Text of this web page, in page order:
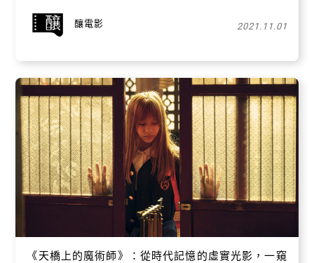
釀電影 2021.11.01
《天橋上的魔術師》：從時代記憶的虛實光影，⼀窺
關閉